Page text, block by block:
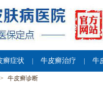
癣症状 牛皮癣治疗 牛
> 牛皮癣诊断